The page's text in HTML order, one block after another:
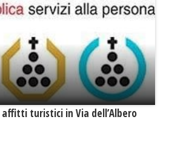
turistici in Via dell’Albero